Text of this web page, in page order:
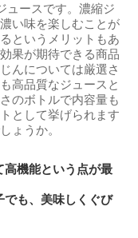
ュースです。濃縮ジ
い味を楽しむことが
というメリットもあ
果が期待できる商品
んについては厳選さ
高品質なジュースと
のボトルで内容量も
として挙げられます
ょうか。
高機能という点が最
でも、美味しくぐび